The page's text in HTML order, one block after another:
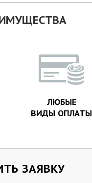
ЛЮБЫЕ
ВИДЫ ОПЛАТЫ
ЗАЯВКУ